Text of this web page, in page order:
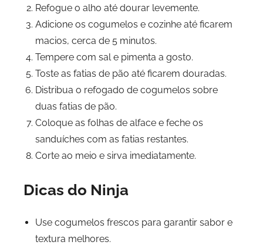
Refogue o alho até dourar levemente.
Adicione os cogumelos e cozinhe até ficarem
macios, cerca de 5 minutos.
Tempere com sal e pimenta a gosto.
Toste as fatias de pão até ficarem douradas.
Distribua o refogado de cogumelos sobre
duas fatias de pão.
Coloque as folhas de alface e feche os
sanduíches com as fatias restantes.
Corte ao meio e sirva imediatamente.
Dicas do Ninja
Use cogumelos frescos para garantir sabor e
textura melhores.